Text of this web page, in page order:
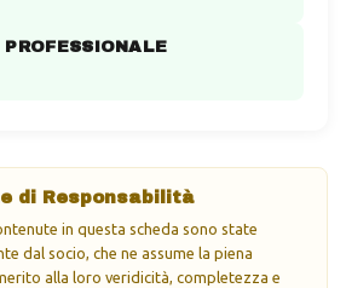
di Responsabilità
in questa scheda sono state
dal socio, che ne assume la piena
alla loro veridicità, completezza e